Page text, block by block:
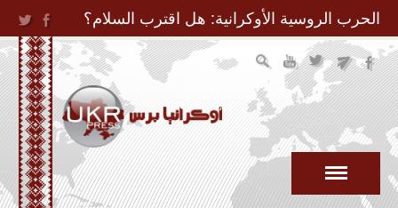
Jump to Navigation
الحرب الروسية الأوكرانية: هل اقترب السلام؟